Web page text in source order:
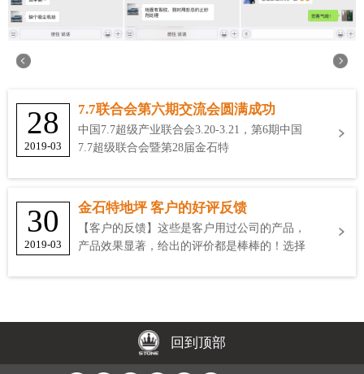
28
2019-03
7.7联合会第六期交流会圆满成功
中国7.7超级产业联合会3.20-3.21，第6期中国
7.7超级联合会暨第28届金石特
30
2019-03
金石特地坪 客户的好评反馈
【客户的反馈】这些是客户用过公司的产品，
产品效果显著，给出的评价都是棒棒的！选择
回到顶部